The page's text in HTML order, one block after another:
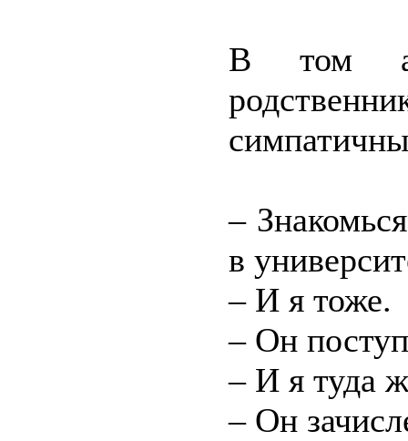
В том
–
в
– И я тоже.
– Он
– И я туда
– Он